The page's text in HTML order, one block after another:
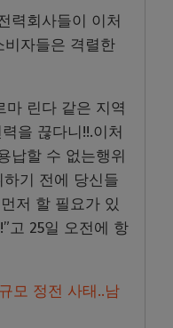
력회사들이 이처
비자들은 격렬한
마 린다 같은 지역
을 끊다니!!.이처
납할 수 없는행위
기 전에 당신들
저 할 필요가 있
고 25일 오전에 항
모 정전 사태..남